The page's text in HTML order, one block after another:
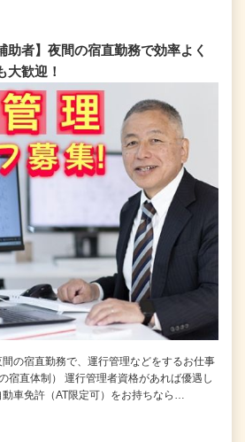
助者】夜間の宿直勤務で効率よく
大歓迎！
の宿直勤務で、運行管理などをするお仕事
宿直体制） 運行管理者資格があれば優遇し
車免許（AT限定可）をお持ちなら…